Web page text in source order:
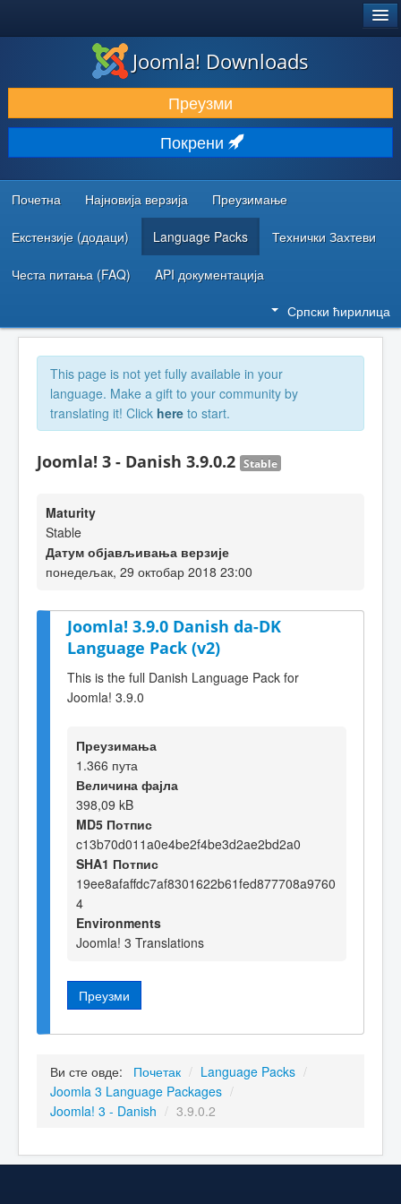
ПРЕУЗИМАЊЕ И ПРОШИРЕЊА (ЕКСТЕНЗИЈЕ)
ОТКРИЈТЕ И НАУЧИТЕ
ЗАЈЕДНИЦА И ПОДРШКА
РЕСУРСИ ЗА РАЗВОЈ
Joomla! Downloads
Преузми
Покрени
Почетна Најновија верзија Преузимање
Екстензије (додаци) Language Packs Технички Захтеви
Честа питања (FAQ) API документација
Српски ћирилица
This page is not yet fully available in your
language. Make a gift to your community by
translating it! Click here to start.
Joomla! 3 - Danish 3.9.0.2 Stable
Maturity
Stable
Датум објављивања верзије
понедељак, 29 октобар 2018 23:00
Joomla! 3.9.0 Danish da-DK
Language Pack (v2)
This is the full Danish Language Pack for
Joomla! 3.9.0
Преузимања
1.366 пута
Величина фајла
398,09 kB
MD5 Потпис
c13b70d011a0e4be2f4be3d2ae2bd2a0
SHA1 Потпис
19ee8afaffdc7af8301622b61fed877708a9760
4
Environments
Joomla! 3 Translations
Преузми
Ви сте овде: Почетак / Language Packs /
Joomla 3 Language Packages /
Joomla! 3 - Danish / 3.9.0.2